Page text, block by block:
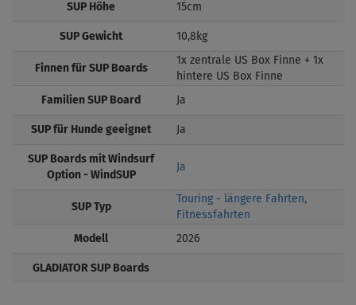
SUP Höhe 15cm
SUP Gewicht 10,8kg
Finnen für SUP Boards
1x zentrale US Box Finne + 1x
hintere US Box Finne
Familien SUP Board Ja
SUP für Hunde geeignet Ja
SUP Boards mit Windsurf
Option - WindSUP
Ja
SUP Typ
Touring - längere Fahrten,
Fitnessfahrten
Modell 2026
GLADIATOR SUP Boards